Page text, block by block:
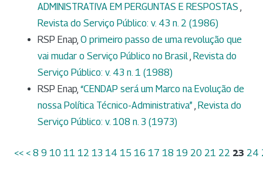
ADMINISTRATIVA EM PERGUNTAS E RESPOSTAS
Revista do Serviço Público: v. 43 n. 2 (1986)
RSP Enap, O primeiro passo de uma revolução que
vai mudar o Serviço Público no Brasil Revista do
Serviço Público: v. 43 n. 1 (1988)
RSP Enap, “CENDAP será um Marco na Evolução de
nossa Política Técnico-Administrativa” Revista do
Serviço Público: v. 108 n. 3 (1973)
<< < 8 9 10 11 12 13 14 15 16 17 18 19 20 21 22 23 24